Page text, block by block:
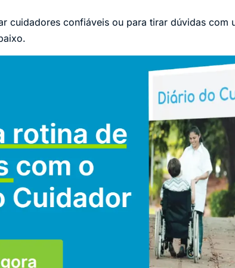
cuidadores confiáveis ou para tirar dúvidas com